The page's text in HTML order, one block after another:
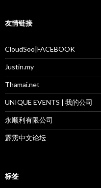
友情链接
CloudSoo|FACEBOOK
Justin.my
Thamai.net
UNIQUE EVENTS | 我的公司
永顺利有限公司
霹雳中文论坛
标签